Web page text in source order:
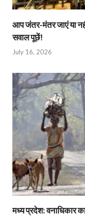
आप जंतर-मंतर जाएं या
सवाल पूछें!
July 16, 2026
मध्य प्रदेश: वनाधिकार